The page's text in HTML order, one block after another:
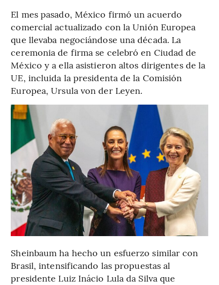
El mes pasado, México firmó un acuerdo
comercial actualizado con la Unión Europea
que llevaba negociándose una década. La
ceremonia de firma se celebró en Ciudad de
México y a ella asistieron altos dirigentes de la
UE, incluida la presidenta de la Comisión
Europea, Ursula von der Leyen.
Sheinbaum ha hecho un esfuerzo similar con
Brasil, intensificando las propuestas al
presidente Luiz Inácio Lula da Silva que